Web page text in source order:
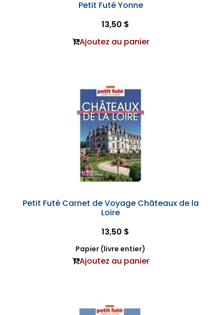
Petit Futé Yonne
13,50 $
Ajoutez au panier
Petit Futé Carnet de Voyage Châteaux de la
Loire
13,50 $
Papier (livre entier)
Ajoutez au panier